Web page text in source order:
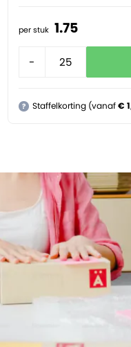
per stuk 1.75
-
? Staffelkorting (vanaf€